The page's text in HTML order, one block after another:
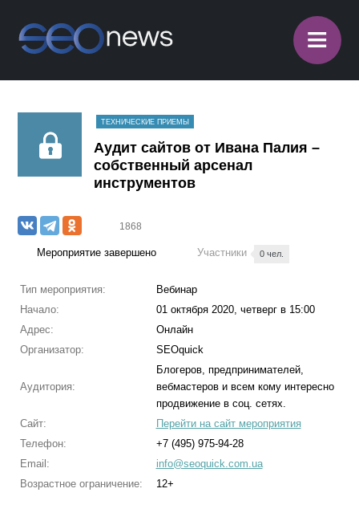
≡
ТЕХНИЧЕСКИЕ ПРИЕМЫ
Аудит сайтов от Ивана Палия –
собственный арсенал
инструментов
1868
Мероприятие завершено Участники 0 чел.
Тип мероприятия:
Вебинар
Начало:
01 октября 2020, четверг в 15:00
Адрес:
Онлайн
Организатор:
SEOquick
Аудитория:
Блогеров, предпринимателей,
вебмастеров и всем кому интересно
продвижение в соц. сетях.
Сайт:
Перейти на сайт мероприятия
Телефон:
+7 (495) 975-94-28
Email:
info@seoquick.com.ua
Возрастное ограничение:
12+